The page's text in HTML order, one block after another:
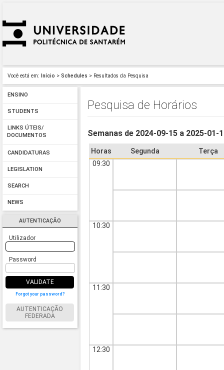
Você está em: Início > Schedules > Resultados da Pesquisa
ENSINO
STUDENTS
LINKS ÚTEIS/
DOCUMENTOS
CANDIDATURAS
LEGISLATION
SEARCH
NEWS
AUTENTICAÇÃO
Utilizador
Password
VALIDATE
Forgot your password?
AUTENTICAÇÃO
FEDERADA
Pesquisa de Horários
Semanas de 2024-09-15 a 2025-01-
Horas Segunda
Terça
09:30
10:30
11:30
12:30